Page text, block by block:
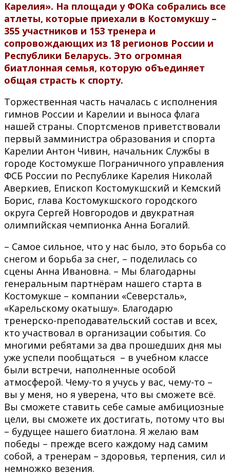
Карелия». На площади у ФОКа собрались все
атлеты, которые приехали в Костомукшу –
355 участников и 153 тренера и
сопровождающих из 18 регионов России и
Республики Беларусь. Это огромная
биатлонная семья, которую объединяет
общая страсть к спорту.
Торжественная часть началась с исполнения
гимнов России и Карелии и выноса флага
нашей страны. Спортсменов приветствовали
первый замминистра образования и спорта
Карелии Антон Чивин, начальник Службы в
городе Костомукше Пограничного управления
ФСБ России по Республике Карелия Николай
Аверкиев, Епископ Костомукшский и Кемский
Борис, глава Костомукшского городского
округа Сергей Новгородов и двукратная
олимпийская чемпионка Анна Богалий.
– Самое сильное, что у нас было, это борьба со
снегом и борьба за снег, – поделилась со
сцены Анна Ивановна. – Мы благодарны
генеральным партнёрам нашего старта в
Костомукше – компании «Северсталь»,
«Карельскому окатышу». Благодарю
тренерско-преподавательский состав и всех,
кто участвовал в организации события. Со
многими ребятами за два прошедших дня мы
уже успели пообщаться – в учебном классе
были встречи, наполненные особой
атмосферой. Чему-то я учусь у вас, чему-то –
вы у меня, но я уверена, что вы сможете всё.
Вы сможете ставить себе самые амбициозные
цели, вы сможете их достигать, потому что вы
– будущее нашего биатлона. Я желаю вам
победы – прежде всего каждому над самим
собой, а тренерам – здоровья, терпения, сил и
немножко везения.